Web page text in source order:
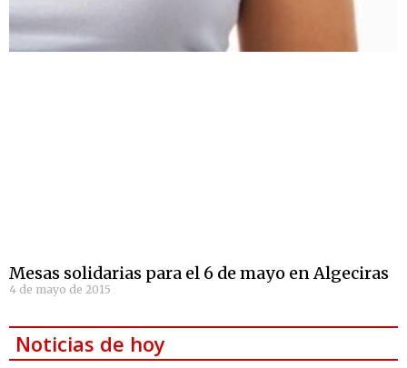
Mesas solidarias para el 6 de mayo en Algeciras
4 de mayo de 2015
Noticias de hoy